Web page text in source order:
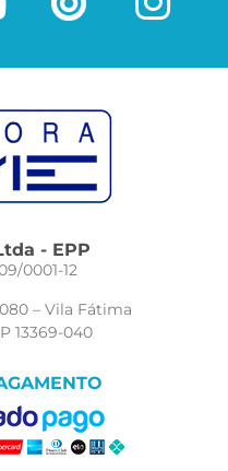
- EPP
0001-12
– Vila Fátima
13369-040